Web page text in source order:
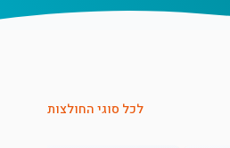
לכל סוגי החולצות